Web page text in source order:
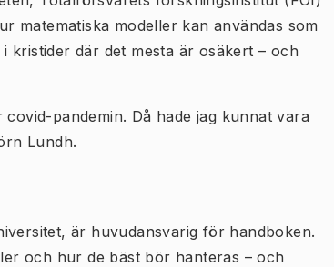
matematiska modeller kan användas som
kristider där det mesta är osäkert – och
pandemin. Då hade jag kunnat vara
Lundh.
är huvudansvarig för handboken.
och hur de bäst bör hanteras – och